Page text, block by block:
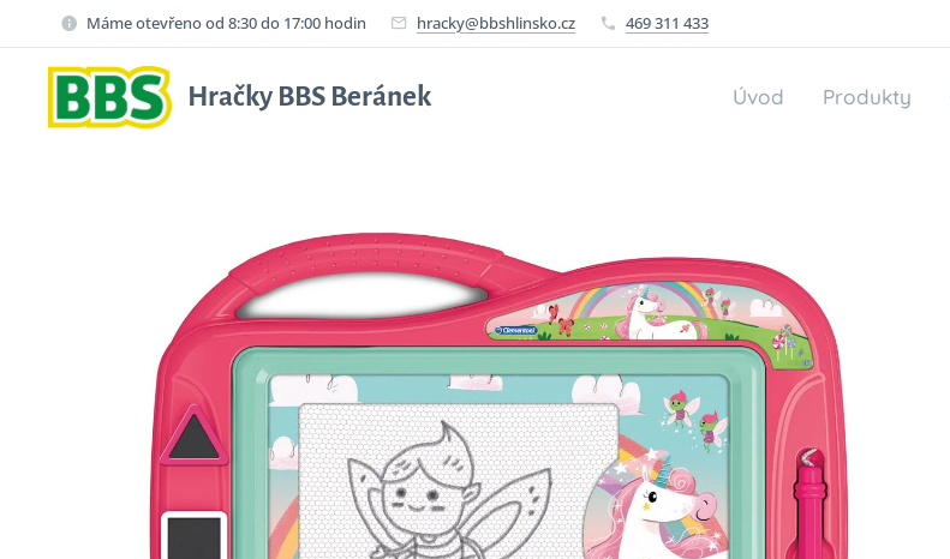
Máme otevřeno od 8:30 do 17:00 hodin hracky@bbshlinsko.cz 469 311 433
Hračky BBS Beránek Úvod Produkty